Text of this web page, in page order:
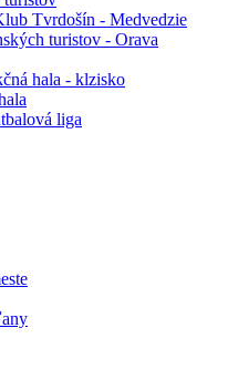
Tvrdošín - Medvedzie
turistov - Orava
hala - klzisko
liga